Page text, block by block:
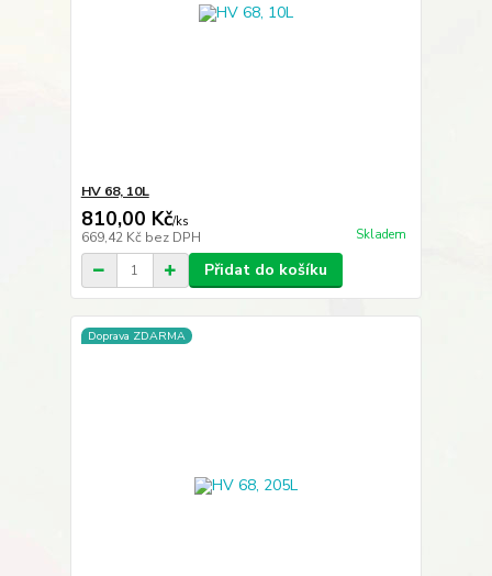
HV 68, 10L
810,00 Kč/ks
669,42 Kč bez DPH Skladem
Přidat do košíku
Doprava ZDARMA